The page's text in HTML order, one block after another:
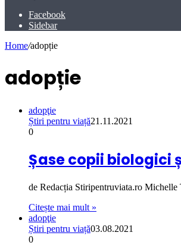
Facebook
Sidebar
Home/adopție
adopție
adopţie
Știri pentru viață21.11.2021
0
Șase copii biologici
de Redacția Stiripentruviata.ro
Citește mai mult »
adopţie
Știri pentru viață03.08.2021
0